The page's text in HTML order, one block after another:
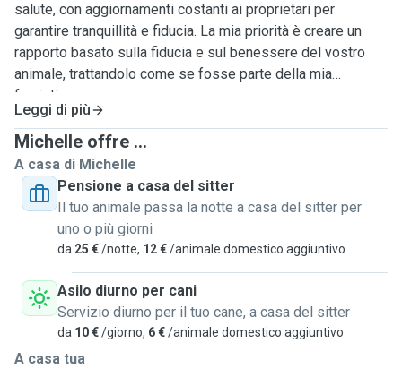
salute, con aggiornamenti costanti ai proprietari per
garantire tranquillità e fiducia. La mia priorità è creare un
rapporto basato sulla fiducia e sul benessere del vostro
animale, trattandolo come se fosse parte della mia
famiglia.
Leggi di più
Michelle offre ...
A casa di Michelle
Pensione a casa del sitter
Il tuo animale passa la notte a casa del sitter per
uno o più giorni
da 25 €/notte, 12 €/animale domestico aggiuntivo
Asilo diurno per cani
Servizio diurno per il tuo cane, a casa del sitter
da 10 €/giorno, 6 €/animale domestico aggiuntivo
A casa tua